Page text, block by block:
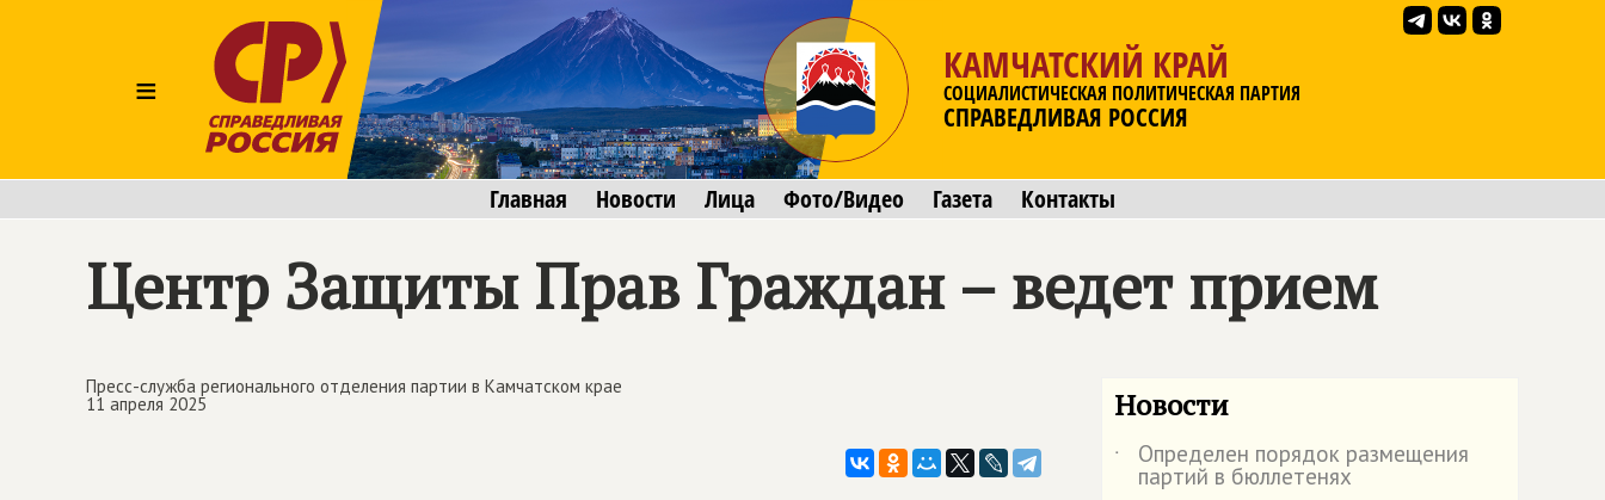
≡
КАМЧАТСКИЙ КРАЙ
СОЦИАЛИСТИЧЕСКАЯ ПОЛИТИЧЕСКАЯ ПАРТИЯ
СПРАВЕДЛИВАЯ РОССИЯ
Главная Новости Лица Фото/Видео Газета Контакты
Центр Защиты Прав Граждан – ведет прием
Пресс-служба регионального отделения партии в Камчатском крае
11 апреля 2025 Новости
˙ Определен порядок размещения
партий в бюллетенях